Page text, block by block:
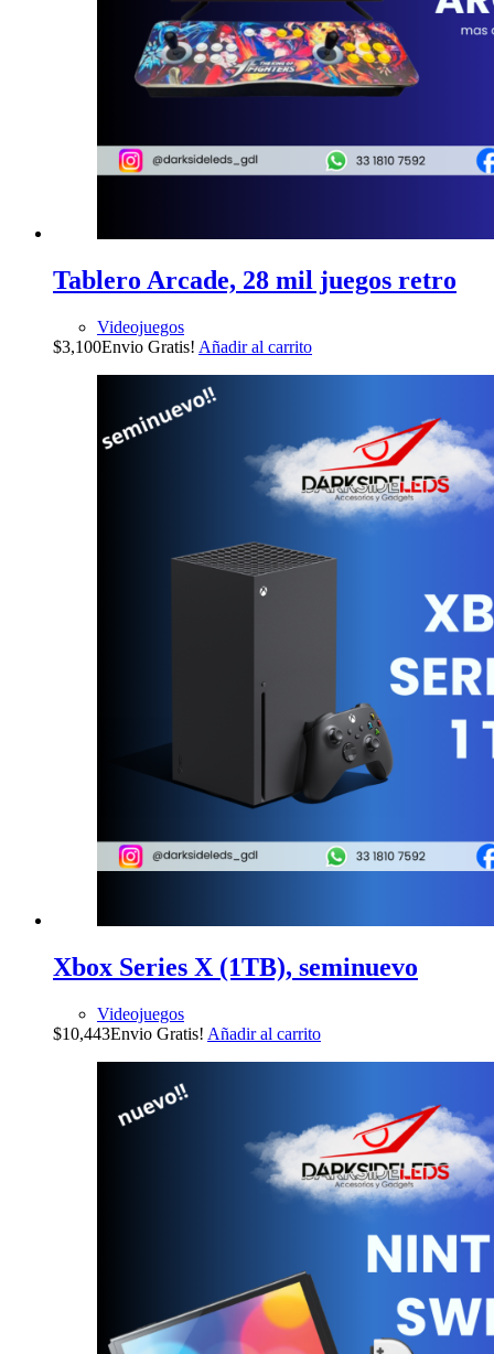
Tablero Arcade, 28 mil juegos retro
Videojuegos
$3,100Envio Gratis! Añadir al carrito
Xbox Series X (1TB), seminuevo
Videojuegos
$10,443Envio Gratis! Añadir al carrito